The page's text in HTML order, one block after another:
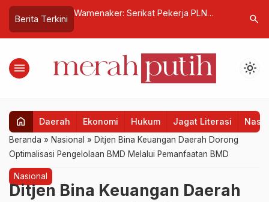
Berita Terkini
Data
Wamenaker: Serikat Pekerja PLN
106search
menu light_mode
home Daerah Ekonomi Hukum Jagat Literasi
Beranda » Nasional » Ditjen Bina Keuangan Daerah Dorong
Optimalisasi Pengelolaan BMD Melalui Pemanfaatan BMD
Nasional
Ditjen Bina Keuangan Daerah